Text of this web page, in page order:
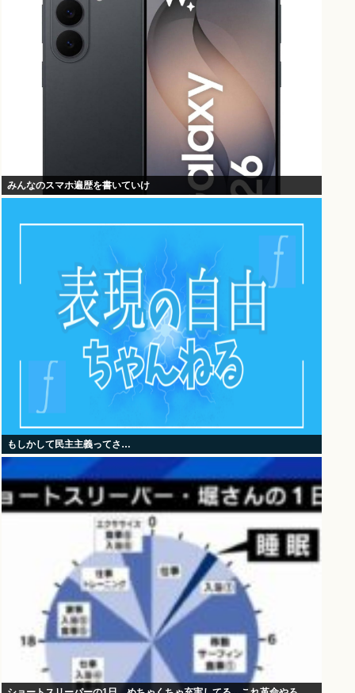
みんなのスマホ遍歴を書いていけ
もしかして民主主義ってさ…